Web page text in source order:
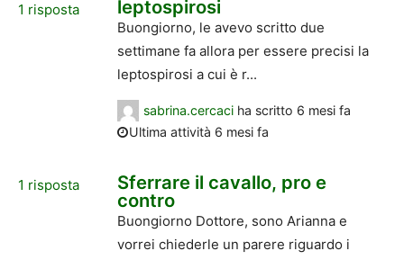
1 risposta leptospirosi
Buongiorno, le avevo scritto due
settimane fa allora per essere precisi la
leptospirosi a cui è r...
sabrina.cercaciha scritto 6 mesi fa
Ultima attività 6 mesi fa
1 risposta
Sferrare il cavallo, pro e
contro
Buongiorno Dottore, sono Arianna e
vorrei chiederle un parere riguardo i